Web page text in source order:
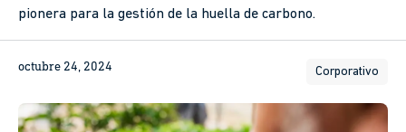
pionera para la gestión de la huella de carbono.
octubre 24, 2024 Corporativo